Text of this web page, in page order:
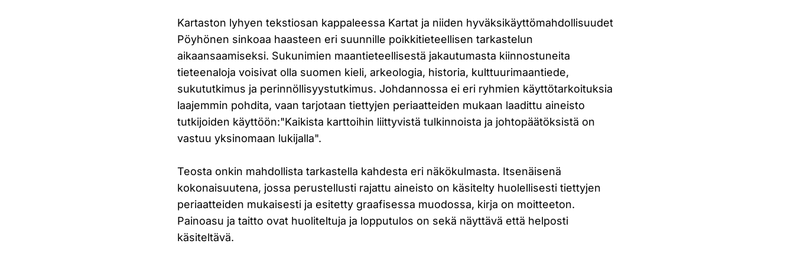
Kartaston lyhyen tekstiosan kappaleessa Kartat ja niiden hyväksikäyttömahdollisuudet
Pöyhönen sinkoaa haasteen eri suunnille poikkitieteellisen tarkastelun
aikaansaamiseksi. Sukunimien maantieteellisestä jakautumasta kiinnostuneita
tieteenaloja voisivat olla suomen kieli, arkeologia, historia, kulttuurimaantiede,
sukututkimus ja perinnöllisyystutkimus. Johdannossa ei eri ryhmien käyttötarkoituksia
laajemmin pohdita, vaan tarjotaan tiettyjen periaatteiden mukaan laadittu aineisto
tutkijoiden käyttöön:"Kaikista karttoihin liittyvistä tulkinnoista ja johtopäätöksistä on
vastuu yksinomaan lukijalla".
Teosta onkin mahdollista tarkastella kahdesta eri näkökulmasta. Itsenäisenä
kokonaisuutena, jossa perustellusti rajattu aineisto on käsitelty huolellisesti tiettyjen
periaatteiden mukaisesti ja esitetty graafisessa muodossa, kirja on moitteeton.
Painoasu ja taitto ovat huoliteltuja ja lopputulos on sekä näyttävä että helposti
käsiteltävä.